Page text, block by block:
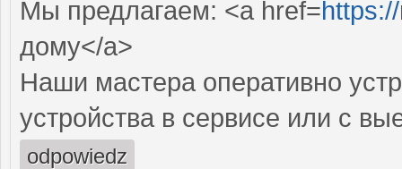
Мы предлагаем: <a href=
дому</a>
Наши мастера оперативно
устройства в сервисе или с
odpowiedz